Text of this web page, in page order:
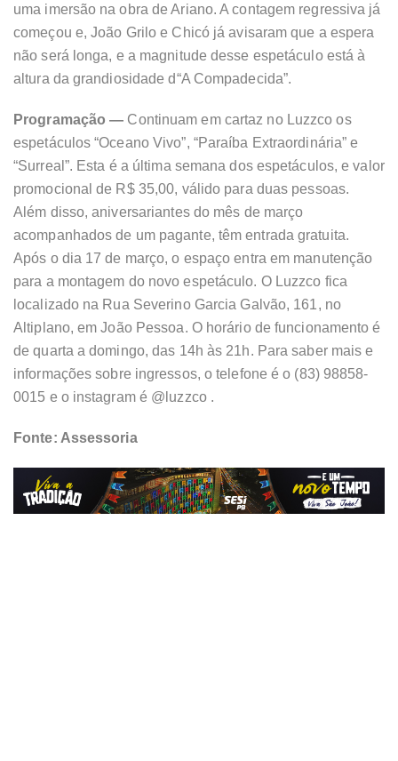
uma imersão na obra de Ariano. A contagem regressiva já
começou e, João Grilo e Chicó já avisaram que a espera
não será longa, e a magnitude desse espetáculo está à
altura da grandiosidade d“A Compadecida”.
Programação — Continuam em cartaz no Luzzco os
espetáculos “Oceano Vivo”, “Paraíba Extraordinária” e
“Surreal”. Esta é a última semana dos espetáculos, e valor
promocional de R$ 35,00, válido para duas pessoas.
Além disso, aniversariantes do mês de março
acompanhados de um pagante, têm entrada gratuita.
Após o dia 17 de março, o espaço entra em manutenção
para a montagem do novo espetáculo. O Luzzco fica
localizado na Rua Severino Garcia Galvão, 161, no
Altiplano, em João Pessoa. O horário de funcionamento é
de quarta a domingo, das 14h às 21h. Para saber mais e
informações sobre ingressos, o telefone é o (83) 98858-
0015 e o instagram é @luzzco .
Fonte: Assessoria